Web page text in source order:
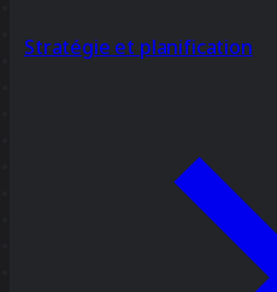
Stratégie et planification